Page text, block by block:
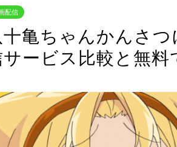
配信
十亀ちゃんかんさ
サービス比較と無料